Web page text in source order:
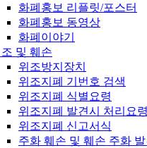
화폐홍보 리플릿/포스터
화폐홍보 동영상
화폐이야기
및 훼손
위조방지장치
위조지폐 기번호 검색
위조지폐 식별요령
위조지폐 발견시 처리요령
위조지폐 신고서식
주화 훼손 및 훼손 주화